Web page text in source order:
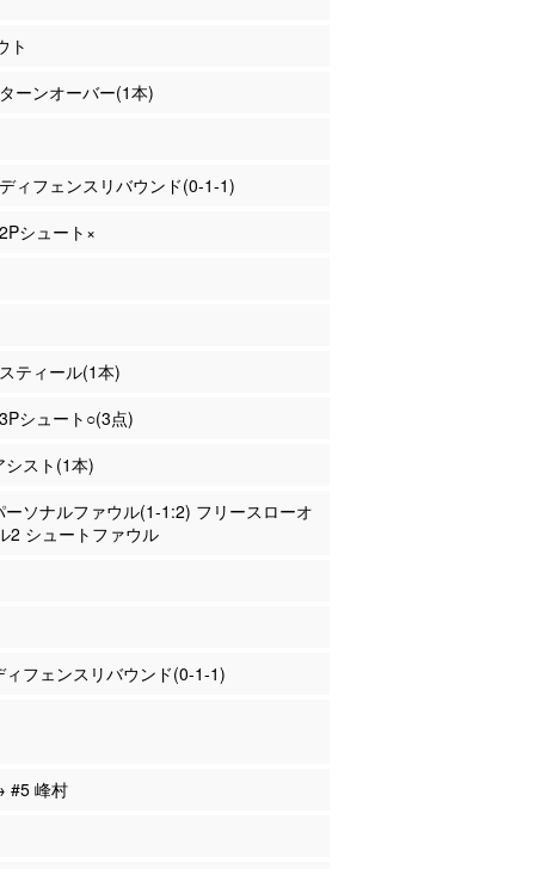
ト
ーンオーバー(1本)
ィフェンスリバウンド(0-1-1)
シュート×
ティール(1本)
シュート○(3点)
スト(1本)
ーソナルファウル(1-1:2) フリースローオ
2 シュートファウル
ィフェンスリバウンド(0-1-1)
#5 峰村